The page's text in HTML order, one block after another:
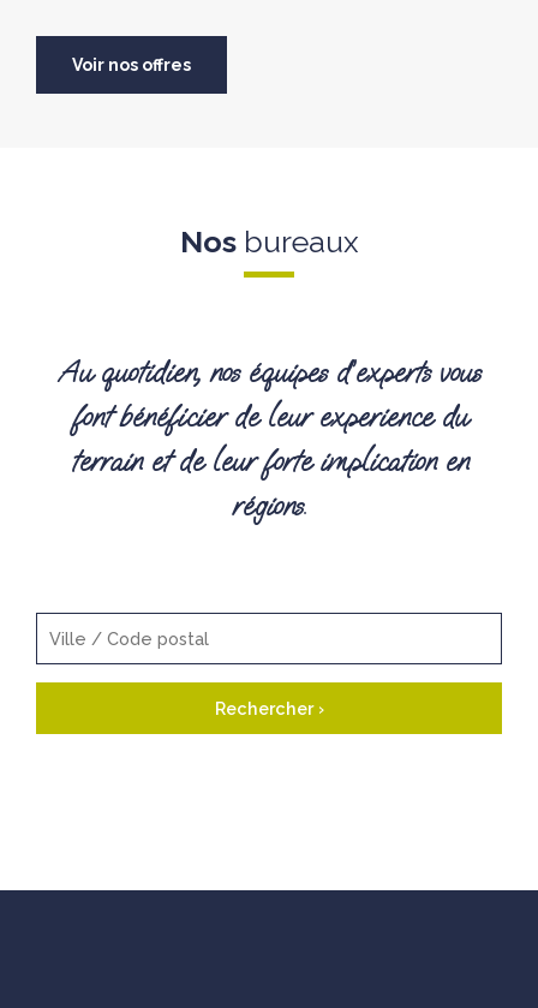
Voir nos offres
Nosbureaux
Au quotidien, nos équipes d’experts vous
font bénéficier de leur experience du
terrain et de leur forte implication en
régions.
Rechercher ›